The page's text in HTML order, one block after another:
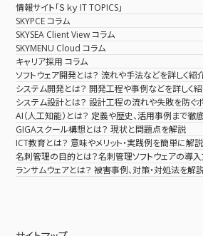
情報サイト「Ｓｋｙ IT TOPICS」
SKYPCE コラム
SKYSEA Client View コラム
SKYMENU Cloud コラム
キャリア採用 コラム
ソフトウェア開発とは？ 流れや手法などを詳しく紹介
システム開発とは？ 開発工程や事例などを詳しく
システム設計とは？ 設計工程の流れや失敗を防ぐポ
AI（人工知能）とは？ 定義や歴史、活用事例まで徹
GIGAスクール構想とは？ 現状と問題点を解説
ICT教育とは？ 意味やメリット・実践例を簡単に解説
名刺管理の目的とは？名刺管理ソフトウェアの導入
ランサムウェアとは？ 被害事例、対策・対処法を解